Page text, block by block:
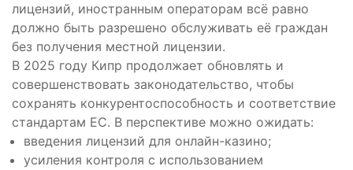
лицензий, иностранным операторам всё равно
должно быть разрешено обслуживать её граждан
без получения местной лицензии.
В 2025 году Кипр продолжает обновлять и
совершенствовать законодательство, чтобы
сохранять конкурентоспособность и соответствие
стандартам ЕС. В перспективе можно ожидать:
введения лицензий для онлайн-казино;
усиления контроля с использованием